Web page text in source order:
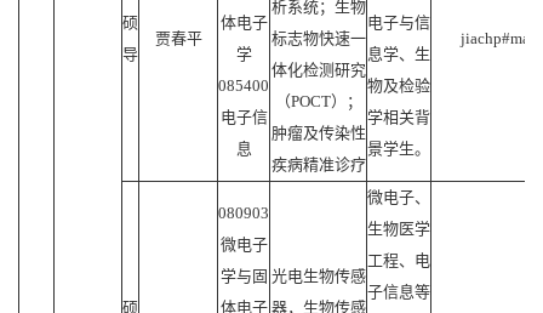
硕
导
贾春平
体电子
学
085400
电子信
息
析系统；生物
标志物快速一
体化检测研究
（POCT）；
肿瘤及传染性
疾病精准诊疗
电子与信
息学、生
物及检验
学相关背
景学生。
硕
080903
微电子
学与固
体电子
光电生物传感
器，生物传感
微电子、
生物医学
工程、电
子信息等